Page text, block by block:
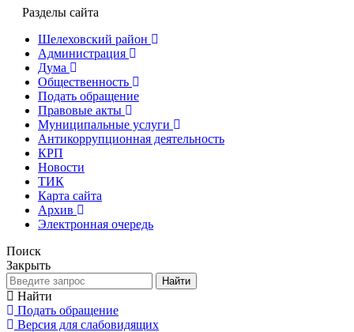
Разделы сайта
Шелеховский район
Администрация
Дума
Общественность
Подать обращение
Правовые акты
Муниципальные услуги
Антикоррупционная деятельность
КРП
Новости
ТИК
Карта сайта
Архив
Электронная очередь
Поиск
Закрыть
Найти
Найти
Подать обращение
Версия для слабовидящих